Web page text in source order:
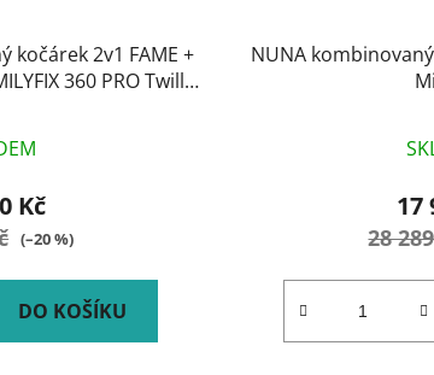
kočárek 2v1 FAME +
360 PRO Twillic
Kč
(–20 %)
DO KOŠÍKU
NUNA kombinovaný
17
28